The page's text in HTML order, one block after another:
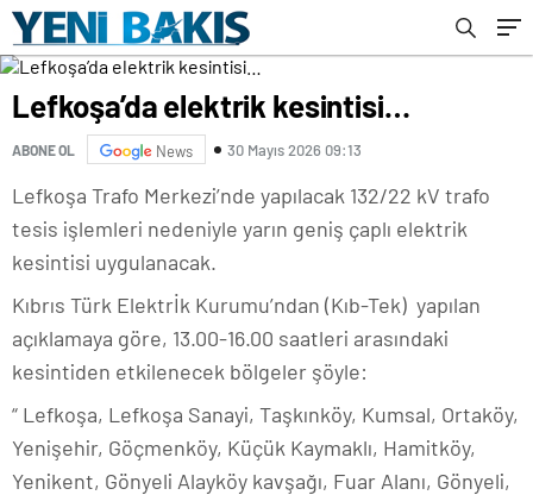
Lefkoşa’da elektrik kesintisi…
ABONE OL News 30 Mayıs 2026 09:13
Lefkoşa Trafo Merkezi’nde yapılacak 132/22 kV trafo
tesis işlemleri nedeniyle yarın geniş çaplı elektrik
kesintisi uygulanacak.
Kıbrıs Türk Elektrİk Kurumu’ndan (Kıb-Tek) yapılan
açıklamaya göre, 13.00-16.00 saatleri arasındaki
kesintiden etkilenecek bölgeler şöyle:
“ Lefkoşa, Lefkoşa Sanayi, Taşkınköy, Kumsal, Ortaköy,
Yenişehir, Göçmenköy, Küçük Kaymaklı, Hamitköy,
Yenikent, Gönyeli Alayköy kavşağı, Fuar Alanı, Gönyeli,